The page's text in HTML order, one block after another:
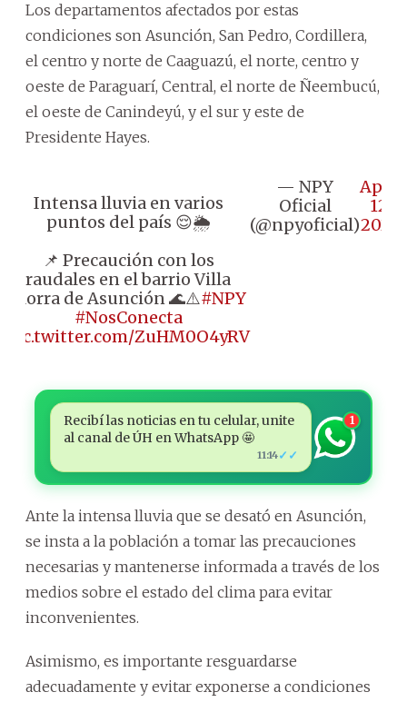
Los departamentos afectados por estas
condiciones son Asunción, San Pedro, Cordillera,
el centro y norte de Caaguazú, el norte, centro y
oeste de Paraguarí, Central, el norte de Ñeembucú,
el oeste de Canindeyú, y el sur y este de
Presidente Hayes.
Intensa lluvia en varios
puntos del país 😌🌦️
📌 Precaución con los
raudales en el barrio Villa
Morra de Asunción 🌊⚠️#NPY
#NosConecta
pic.twitter.com/ZuHM0O4yRV
— NPY
Oficial
(@npyoficial)
April
12,
2024
Recibí las noticias en tu celular, unite
al canal de ÚH en WhatsApp 🤩
11:14✓✓
1
Ante la intensa lluvia que se desató en Asunción,
se insta a la población a tomar las precauciones
necesarias y mantenerse informada a través de los
medios sobre el estado del clima para evitar
inconvenientes.
Asimismo, es importante resguardarse
adecuadamente y evitar exponerse a condiciones